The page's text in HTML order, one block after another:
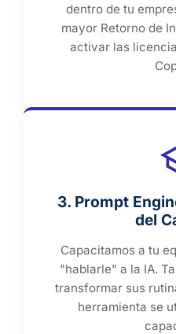
dentro de tu
mayor Retorno de
activar las
3. Prompt
del
Capacitamos a tu
"hablarle" a la IA.
transformar sus
herramienta se